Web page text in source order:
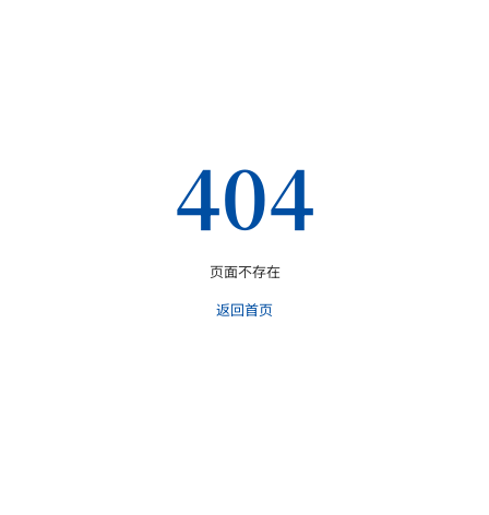
404
页面不存在
返回首页